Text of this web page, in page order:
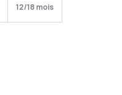
12/18 mois